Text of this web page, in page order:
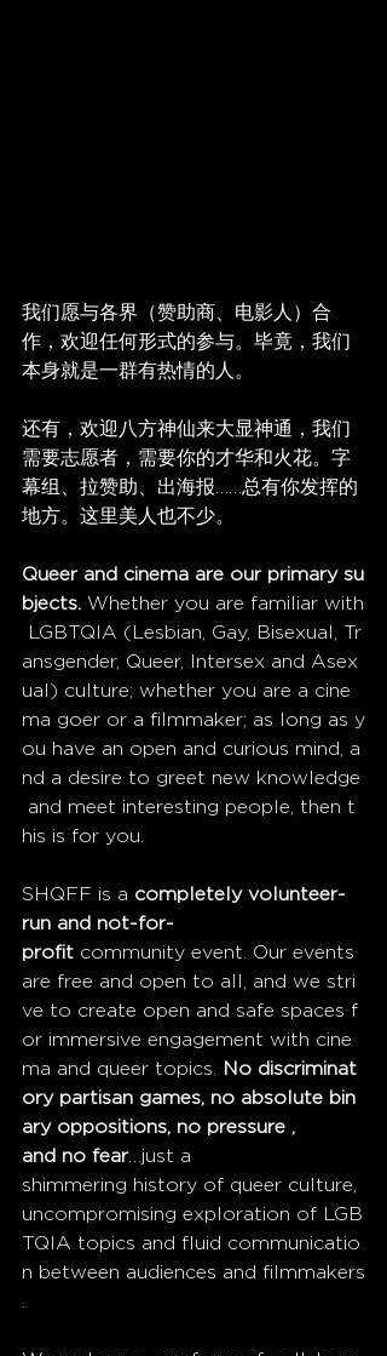
我们愿与各界（赞助商、电影人）合
作，欢迎任何形式的参与。毕竟，我们
本身就是一群有热情的人。
还有，欢迎八方神仙来大显神通，我们
需要志愿者，需要你的才华和火花。字
幕组、拉赞助、出海报……总有你发挥的
地方。这里美人也不少。
Queer and cinema are our primary su
bjects. Whether you are familiar with
LGBTQIA (Lesbian, Gay, Bisexual, Tr
ansgender, Queer, Intersex and Asex
ual) culture; whether you are a cine
ma goer or a filmmaker; as long as y
ou have an open and curious mind, a
nd a desire to greet new knowledge
and meet interesting people, then t
his is for you.
SHQFF is a completely volunteer-
run and not-for-
profit community event. Our events
are free and open to all, and we stri
ve to create open and safe spaces f
or immersive engagement with cine
ma and queer topics.
No discriminat
ory partisan games, no absolute bin
ary oppositions, no pressure ,
and no fear…just a
shimmering history of queer culture,
uncompromising exploration of LGB
TQIA topics and fluid communicatio
n between audiences and filmmakers